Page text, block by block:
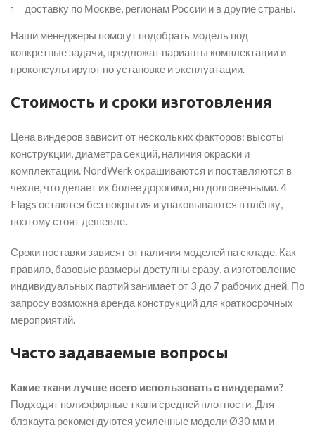
доставку по Москве, регионам России и в другие страны.
Наши менеджеры помогут подобрать модель под
конкретные задачи, предложат варианты комплектации и
проконсультируют по установке и эксплуатации.
Стоимость и сроки изготовления
Цена виндеров зависит от нескольких факторов: высоты
конструкции, диаметра секций, наличия окраски и
комплектации. NordWerk окрашиваются и поставляются в
чехле, что делает их более дорогими, но долговечными. 4
Flags остаются без покрытия и упаковываются в плёнку,
поэтому стоят дешевле.
Сроки поставки зависят от наличия моделей на складе. Как
правило, базовые размеры доступны сразу, а изготовление
индивидуальных партий занимает от 3 до 7 рабочих дней. По
запросу возможна аренда конструкций для краткосрочных
мероприятий.
Часто задаваемые вопросы
Какие ткани лучше всего использовать с виндерами?
Подходят полиэфирные ткани средней плотности. Для
блэкаута рекомендуются усиленные модели Ø30 мм и